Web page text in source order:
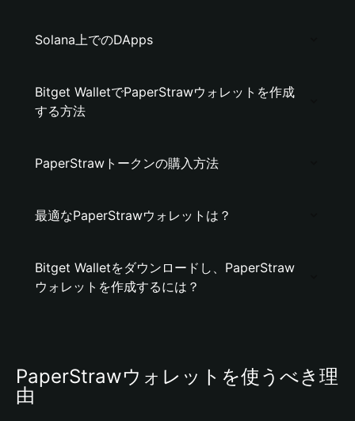
Solana上でのDApps
Bitget WalletでPaperStrawウォレットを作成
する方法
PaperStrawトークンの購入方法
最適なPaperStrawウォレットは？
Bitget Walletをダウンロードし、PaperStraw
ウォレットを作成するには？
PaperStrawウォレットを使うべき理
由